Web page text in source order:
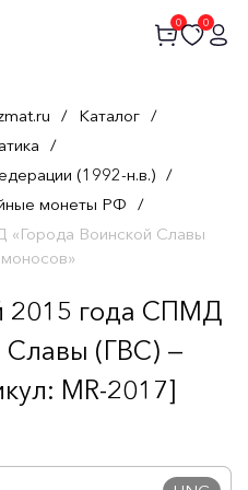
0 0
/ Каталог /
/
(1992-н.в.) /
монеты РФ /
Воинской Славы
2015 года СПМД
Славы (ГВС) —
MR-2017]